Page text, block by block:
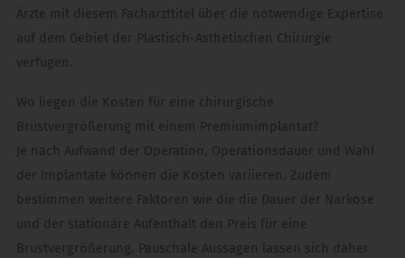
Ärzte mit diesem Facharzttitel über die notwendige Expertise
auf dem Gebiet der Plastisch-Ästhetischen Chirurgie
verfügen.
Wo liegen die Kosten für eine chirurgische
Brustvergrößerung mit einem Premiumimplantat?
Je nach Aufwand der Operation, Operationsdauer und Wahl
der Implantate können die Kosten variieren. Zudem
bestimmen weitere Faktoren wie die die Dauer der Narkose
und der stationäre Aufenthalt den Preis für eine
Brustvergrößerung. Pauschale Aussagen lassen sich daher